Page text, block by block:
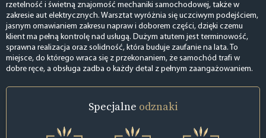
rzetelność i świetną znajomość mechaniki samochodowej, także w
zakresie aut elektrycznych. Warsztat wyróżnia się uczciwym podejściem,
jasnym omawianiem zakresu napraw i doborem części, dzięki czemu
klient ma pełną kontrolę nad usługą. Dużym atutem jest terminowość,
sprawna realizacja oraz solidność, która buduje zaufanie na lata. To
miejsce, do którego wraca się z przekonaniem, że samochód trafi w
dobre ręce, a obsługa zadba o każdy detal z pełnym zaangażowaniem.
Specjalne odznaki